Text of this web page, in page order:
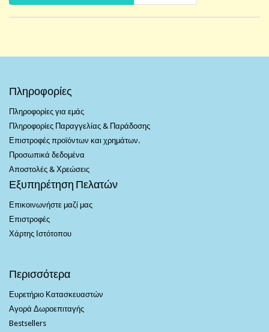
Πληροφορίες
Πληροφορίες για εμάς
Πληροφορίες Παραγγελίας & Παράδοσης
Επιστροφές προϊόντων και χρημάτων.
Προσωπικά δεδομένα
Αποστολές & Χρεώσεις
Εξυπηρέτηση Πελατών
Επικοινωνήστε μαζί μας
Επιστροφές
Χάρτης Ιστότοπου
Περισσότερα
Ευρετήριο Κατασκευαστών
Αγορά Δωροεπιταγής
Bestsellers